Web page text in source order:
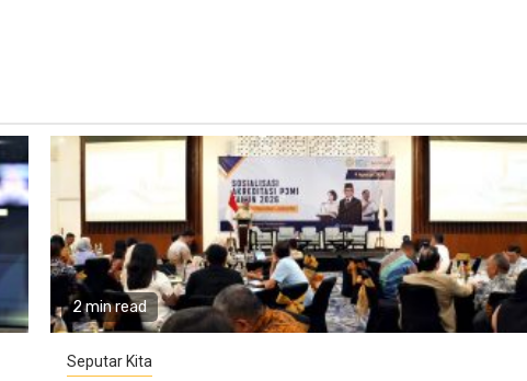
2 min read
Seputar Kita